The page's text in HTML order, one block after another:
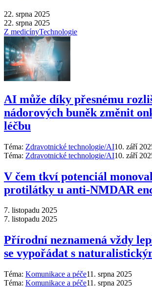
22. srpna 2025
22. srpna 2025
Z medicínyTechnologie
AI může díky přesnému
nádorových buněk změnit
léčbu
Téma: Zdravotnické technologie/AI10. září
Téma: Zdravotnické technologie/AI10. září
V čem tkví potenciál
protilátky u anti-NMDAR
7. listopadu 2025
7. listopadu 2025
Přírodní neznamená vždy
se vypořádat s
Téma: Komunikace a péče11. srpna 2025
Téma: Komunikace a péče11. srpna 2025